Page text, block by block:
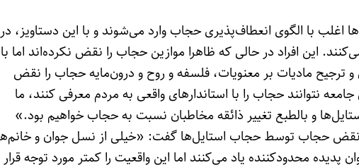
اغلب با الگوی انعطاف‌پذیری حجاب وارد می‌شوند و با این دستاویز، در
این افراد در حالی که ظاهرا موازین حجاب را نقض نکرده‌اند اما با
مادیات بر معنویات، فلسفه و روح و درون‌مایه حجاب را نقض
نتوانند حجاب را با استاندارهای واقعی به مردم معرفی کنند، ما
و بالطبع تغییر ذائقه مخاطبان نسبت به حجاب خواهیم بود.»
نقض حجاب توسط حجاب استایل‌ها گفت: «خیلی از نسل جوان و
محدودکننده یاد می‌کنند اما این واقعیت را کمتر مورد توجه قرار